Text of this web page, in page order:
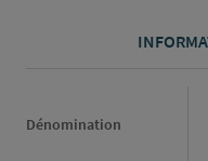
Dénomination